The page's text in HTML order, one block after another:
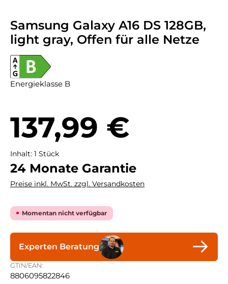
Samsung Galaxy A16 DS 128GB,
light gray, Offen für alle Netze
Energieklasse B
137,99 €
Inhalt: 1 Stück
24 Monate Garantie
Preise inkl. MwSt. zzgl. Versandkosten
Momentan nicht verfügbar
Experten Beratung
GTIN/EAN:
8806095822846